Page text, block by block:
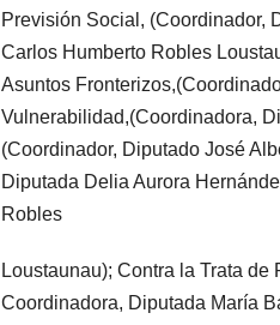
Previsión Social, (Coordinador,
Carlos Humberto Robles
Asuntos
Vulnerabilidad,(Coordinadora,
(Coordinador, Diputado José
Diputada Delia Aurora
Robles
Loustaunau); Contra la Trata
Coordinadora, Diputada María